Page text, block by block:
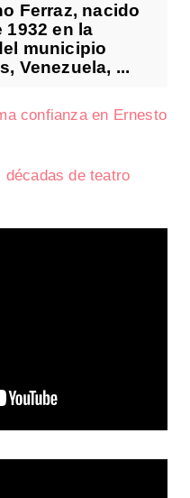
Ferraz, nacido
1932 en la
municipio
Venezuela, ...
confianza en Ernesto
décadas de teatro